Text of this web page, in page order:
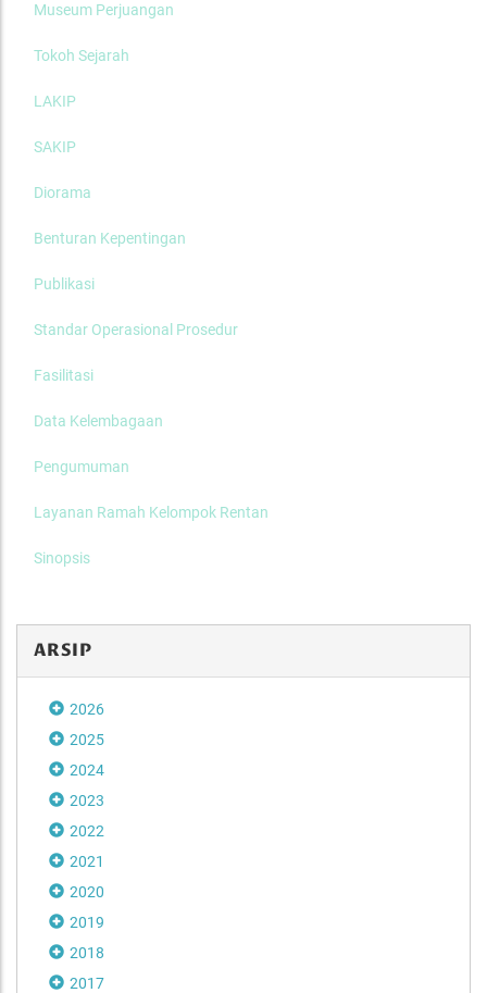
Museum Perjuangan
Tokoh Sejarah
LAKIP
SAKIP
Diorama
Benturan Kepentingan
Publikasi
Standar Operasional Prosedur
Fasilitasi
Data Kelembagaan
Pengumuman
Layanan Ramah Kelompok Rentan
Sinopsis
ARSIP
2026
2025
2024
2023
2022
2021
2020
2019
2018
2017